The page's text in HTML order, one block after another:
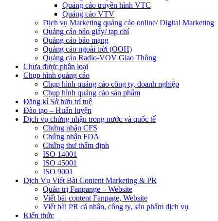
Quảng cáo truyền hình VTC
Quảng cáo VTV
Dịch vụ Marketing quảng cáo online/ Digital Marketing
Quảng cáo báo giấy/ tạp chí
Quảng cáo báo mạng
Quảng cáo ngoài trời (OOH)
Quảng cáo Radio-VOV Giao Thông
Chưa được phân loại
Chụp hình quảng cáo
Chụp hình quảng cáo công ty, doanh nghiệp
Chụp hình quảng cáo sản phẩm
Đăng kí Sở hữu trí tuệ
Đào tạo – Huấn luyện
Dịch vụ chứng nhận trong nước và quốc tế
Chứng nhận CFS
Chứng nhận FDA
Chứng thư thẩm định
ISO 14001
ISO 45001
ISO 9001
Dịch Vụ Viết Bài Content Marketing & PR
Quản trị Fanpange – Website
Viết bài content Fanpage, Website
Viết bài PR cá nhân, công ty, sản phẩm dịch vụ
Kiến thức